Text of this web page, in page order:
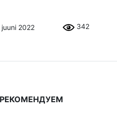
juuni 2022 342
РЕКОМЕНДУЕМ